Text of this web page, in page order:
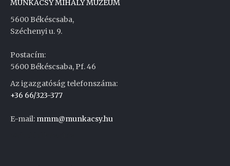
MUNKÁCSY MIHÁLY MÚZEUM
5600 Békéscsaba,
Széchenyi u. 9.
Postacím:
5600 Békéscsaba, Pf. 46
Az igazgatóság telefonszáma:
+36 66/323-377
E-mail: mmm@munkacsy.hu